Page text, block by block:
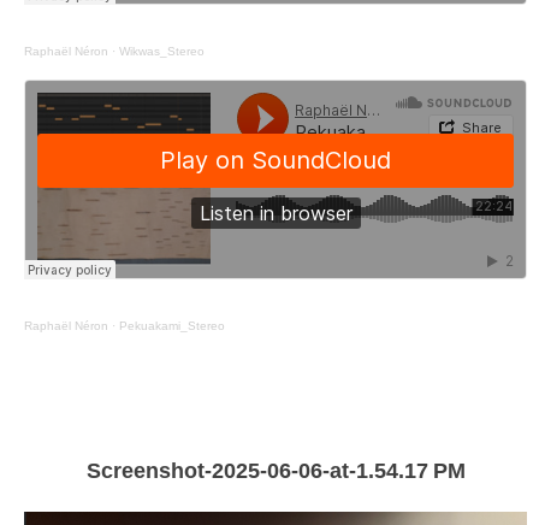
Raphaël Néron · Wikwas_Stereo
Raphaël Néron · Pekuakami_Stereo
Screenshot-2025-06-06-at-1.54.17 PM